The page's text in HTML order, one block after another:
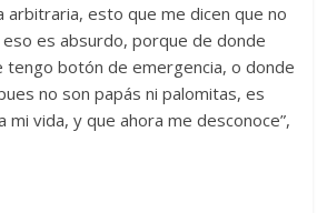
arbitraria, esto que me dicen que no
es absurdo, porque de donde
tengo botón de emergencia, o donde
no son papás ni palomitas, es
mi vida, y que ahora me desconoce”,